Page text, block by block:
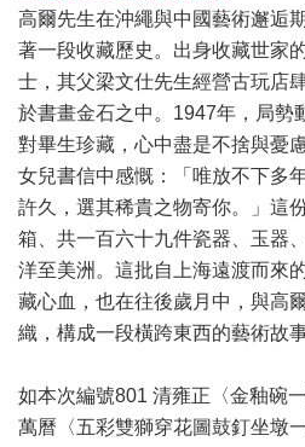
高爾先生在沖繩與中國藝術邂逅
著一段收藏歷史。出身收藏世家
士，其父梁文仕先生經營古玩店
於書畫金石之中。1947年，局勢
對畢生珍藏，心中盡是不捨與憂
女兒書信中感慨：「唯放不下多
許久，選其稀貴之物寄你。」這
箱、共一百六十九件瓷器、玉器
洋至美洲。這批自上海遠渡而來
藏心血，也在往後歲月中，與高
織，構成一段橫跨東西的藝術故事
如本次編號801 清雍正〈金釉碗
萬曆〈五彩雙獅穿花圖鼓釘坐墩